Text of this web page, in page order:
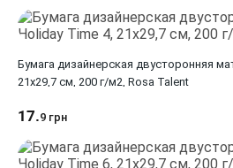
Бумага дизайнерская двусторонняя
21х29,7 см, 200 г/м2, Rosa Talent
17.9 грн